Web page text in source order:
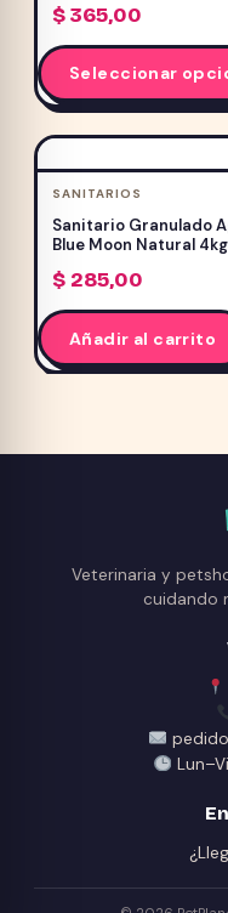
$365,00
Seleccionar
SANITARIOS
Sanitario Granulado
Blue Moon Natural 4kg
$285,00
Añadir al carrito
Veterinaria y
cuidando